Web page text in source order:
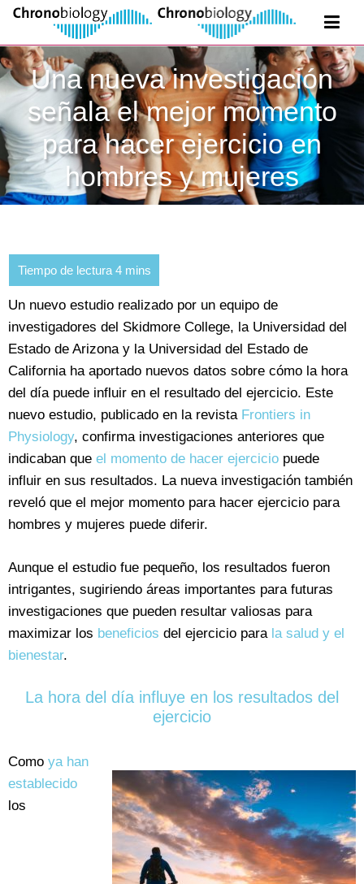
Una nueva investigación
señala el mejor momento
para hacer ejercicio en
hombres y mujeres
Un nuevo estudio realizado por un equipo de
investigadores del Skidmore College, la Universidad del
Estado de Arizona y la Universidad del Estado de
California ha aportado nuevos datos sobre cómo la hora
del día puede influir en el resultado del ejercicio. Este
nuevo estudio, publicado en la revista Frontiers in
Physiology, confirma investigaciones anteriores que
indicaban que el momento de hacer ejercicio puede
influir en sus resultados. La nueva investigación también
reveló que el mejor momento para hacer ejercicio para
hombres y mujeres puede diferir.
Aunque el estudio fue pequeño, los resultados fueron
intrigantes, sugiriendo áreas importantes para futuras
investigaciones que pueden resultar valiosas para
maximizar los beneficios del ejercicio para la salud y el
bienestar.
La hora del día influye en los resultados del
ejercicio
Como ya han
establecido
los